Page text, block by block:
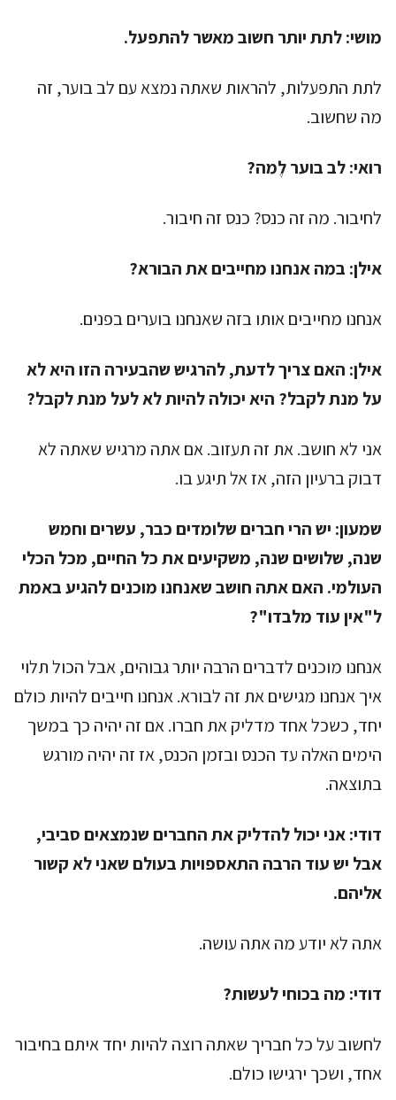
מושי:לתת יותר חשוב מאשר להתפעל.
לתת התפעלות, להראות שאתה נמצא עם לב בוער, זה
מה שחשוב.
רואי:לב בוער לֶמה?
לחיבור. מה זה כנס? כנס זה חיבור.
אילן: במה אנחנו מחייבים את הבורא?
אנחנו מחייבים אותו בזה שאנחנו בוערים בפנים.
אילן: האם צריך לדעת, להרגיש שהבעירה הזו היא לא
על מנת לקבל? היא יכולה להיות לא לעל מנת לקבל?
אני לא חושב. את זה תעזוב. אם אתה מרגיש שאתה לא
דבוק ברעיון הזה, אז אל תיגע בו.
שמעון: יש הרי חברים שלומדים כבר, עשרים וחמש
שנה, שלושים שנה, משקיעים את כל החיים, מכל הכלי
העולמי. האם אתה חושב שאנחנו מוכנים להגיע באמת
ל"אין עוד מלבדו"?
אנחנו מוכנים לדברים הרבה יותר גבוהים, אבל הכול תלוי
איך אנחנו מגישים את זה לבורא. אנחנו חייבים להיות כולם
יחד, כשכל אחד מדליק את חברו. אם זה יהיה כך במשך
הימים האלה עד הכנס ובזמן הכנס, אז זה יהיה מורגש
בתוצאה.
דודי:אני יכול להדליק את החברים שנמצאים סביבי,
אבל יש עוד הרבה התאספויות בעולם שאני לא קשור
אליהם.
אתה לא יודע מה אתה עושה.
דודי: מה בכוחי לעשות?
לחשוב על כל חבריך שאתה רוצה להיות יחד איתם בחיבור
אחד, ושכך ירגישו כולם.